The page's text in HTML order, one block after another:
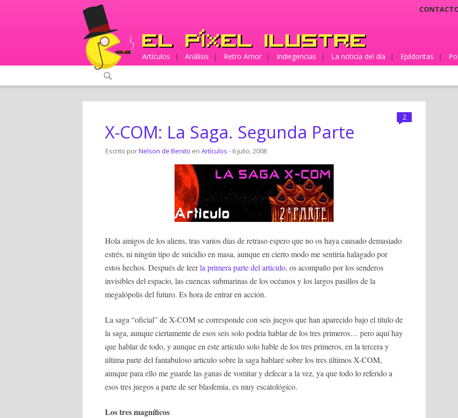
Artículos | Análisis | Retro Amor | Indiegencias | La noticia del día | Epildoritas |
2
X-COM: La Saga. Segunda Parte
Escrito porNelson de Benito en Artículos - 6 julio, 2008
Hola amigos de los aliens, tras varios días de retraso espero que no os haya causado demasiado
estrés, ni ningún tipo de suicidio en masa, aunque en cierto modo me sentiría halagado por
estos hechos. Después de leerla primera parte del artículo, os acompaño por los senderos
invisibles del espacio, las cuencas submarinas de los océanos y los largos pasillos de la
megalópolis del futuro. Es hora de entrar en acción.
La saga “oficial” de X-COM se corresponde con seis juegos que han aparecido bajo el título de
la saga, aunque ciertamente de esos seis solo podría hablar de los tres primeros… pero aquí hay
que hablar de todo, y aunque en este artículo solo hable de los tres primeros, en la tercera y
última parte del fantabuloso articulo sobre la saga hablaré sobre los tres últimos X-COM,
aunque para ello me guarde las ganas de vomitar y defecar a la vez, ya que todo lo referido a
esos tres juegos a parte de ser blasfemia, es muy escatológico.
Los tres magníficos